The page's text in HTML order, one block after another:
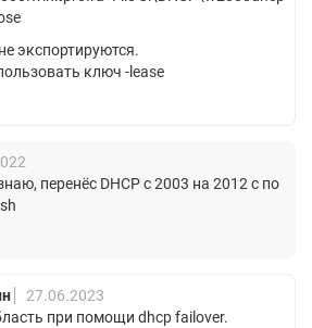
экспортируются.
ключ -lease
перенёс DHCP с 2003 на 2012 с по
27.06.2023
при помощи dhcp failover.